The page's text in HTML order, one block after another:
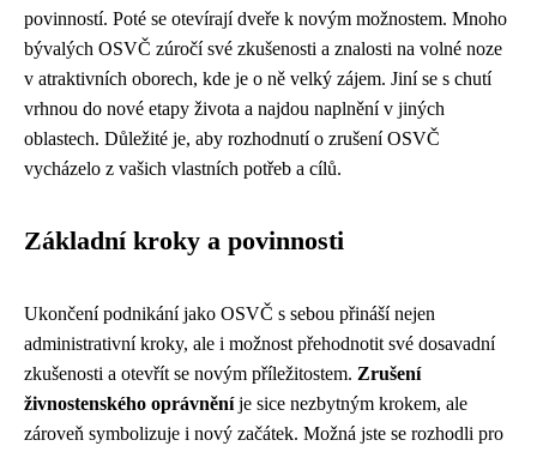
povinností. Poté se otevírají dveře k novým možnostem. Mnoho
bývalých OSVČ zúročí své zkušenosti a znalosti na volné noze
v atraktivních oborech, kde je o ně velký zájem. Jiní se s chutí
vrhnou do nové etapy života a najdou naplnění v jiných
oblastech. Důležité je, aby rozhodnutí o zrušení OSVČ
vycházelo z vašich vlastních potřeb a cílů.
Základní kroky a povinnosti
Ukončení podnikání jako OSVČ s sebou přináší nejen
administrativní kroky, ale i možnost přehodnotit své dosavadní
zkušenosti a otevřít se novým příležitostem. Zrušení
živnostenského oprávněníje sice nezbytným krokem, ale
zároveň symbolizuje i nový začátek. Možná jste se rozhodli pro